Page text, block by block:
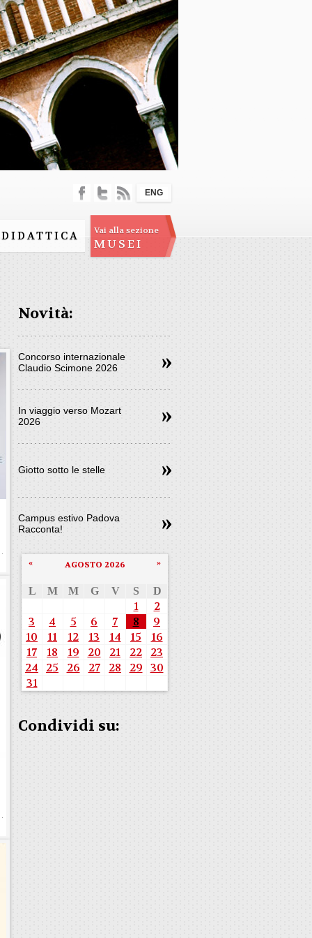
DIDATTICA Vai alla sezione
MUSEI
ENG
Novità:
Concorso internazionale
Claudio Scimone 2026
In viaggio verso Mozart
2026
Giotto sotto le stelle
Campus estivo Padova
Racconta!
AGOSTO 2026
« »
L M M G V S D
1
2
3
4 5 6 7 8
9
10
11 12 13 14 15
16
17
18 19 20 21 22
23
24
25 26 27 28 29 30
31
Condividi su: